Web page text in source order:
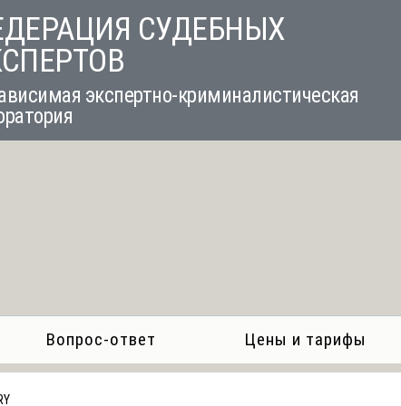
СУДЕБНЫХ
экспертно-криминалистическая
Вопрос-ответ Цены и тарифы